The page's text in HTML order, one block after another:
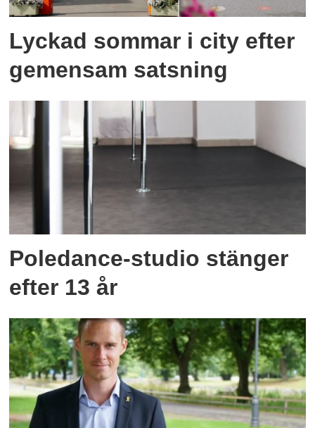
Lyckad sommar i city efter
gemensam satsning
Poledance-studio stänger
efter 13 år